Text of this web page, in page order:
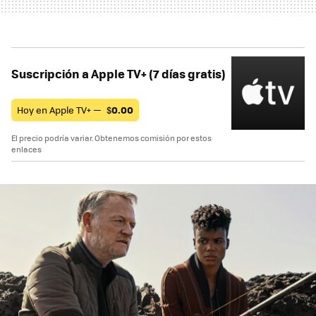
Suscripción a Apple TV+ (7 días gratis)
Hoy en Apple TV+ — $0.00
El precio podría variar. Obtenemos comisión por estos
enlaces